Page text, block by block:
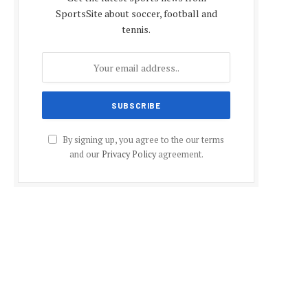
SportsSite about soccer, football and
tennis.
By signing up, you agree to the our terms
and our Privacy Policyagreement.